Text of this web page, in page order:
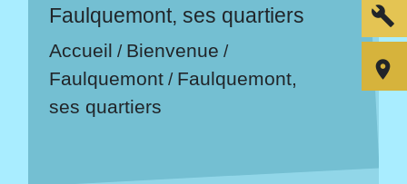
Faulquemont, ses quartiers
Accueil / Bienvenue /
Faulquemont/ Faulquemont,
ses quartiers
build
room